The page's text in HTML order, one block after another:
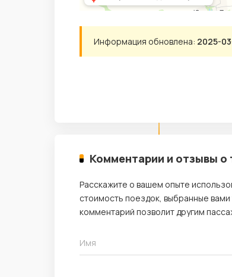
Информация обновлена: 2025-
Комментарии и отзывы о
Расскажите о вашем опыте
стоимость поездок, выбранные
комментарий позволит другим